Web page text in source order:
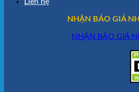
NHẬN BÁO GIÁ
NHẬN BÁO GIÁ